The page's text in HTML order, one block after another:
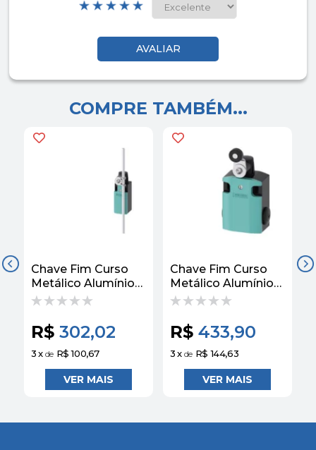
COMPRE TAMBÉM...
Chave Fim Curso
Metálico Alumínio
Haste Metalica
3SE52320HK80
Siemens
R$ 302,02
3x de R$ 100,67
Chave Fim Curso
Metálico Alumínio
Alavanca Rolete
3SE51220LH01
Siemens
R$ 433,90
3x de R$ 144,63